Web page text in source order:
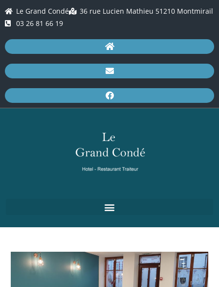
Le Grand Condé
36 rue Lucien Mathieu 51210 Montmirail
03 26 81 66 19